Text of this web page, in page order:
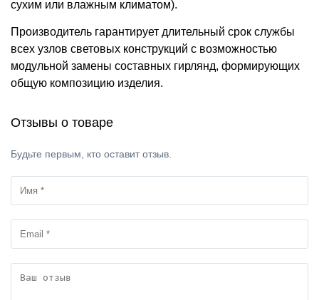
сухим или влажным климатом).
Производитель гарантирует длительный срок службы
всех узлов световых конструкций с возможностью
модульной замены составных гирлянд, формирующих
общую композицию изделия.
Отзывы о товаре
Будьте первым, кто оставит отзыв.